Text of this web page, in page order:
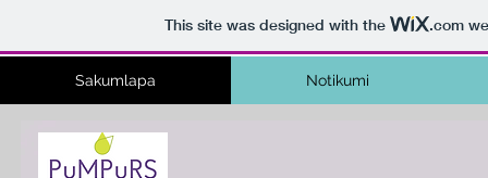
This site was designed with the .com
Sakumlapa Notikumi